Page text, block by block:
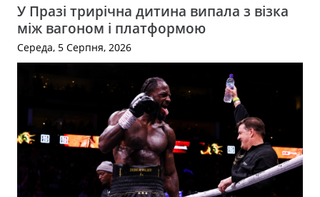
У Празі трирічна дитина випала з візка
між вагоном і платформою
Середа, 5 Серпня, 2026